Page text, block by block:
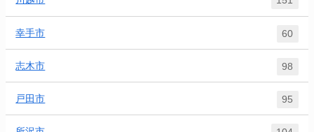
幸手市 60
志木市 98
戸田市 95